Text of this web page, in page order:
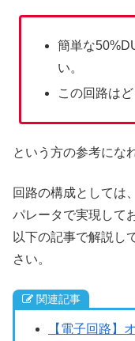
簡単な
い。
この回路は
という方の参考にな
回路の構成としては
パレータで実現して
以下の記事で解説し
さい。
関連記事
【電子回路】